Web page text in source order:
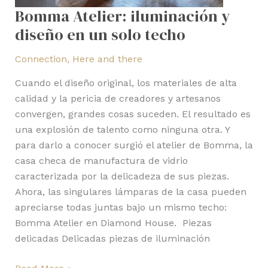
Bomma Atelier: iluminación y
diseño en un solo techo
Connection, Here and there
Cuando el diseño original, los materiales de alta
calidad y la pericia de creadores y artesanos
convergen, grandes cosas suceden. El resultado es
una explosión de talento como ninguna otra. Y
para darlo a conocer surgió el atelier de Bomma, la
casa checa de manufactura de vidrio
caracterizada por la delicadeza de sus piezas.
Ahora, las singulares lámparas de la casa pueden
apreciarse todas juntas bajo un mismo techo:
Bomma Atelier en Diamond House. Piezas
delicadas Delicadas piezas de iluminación